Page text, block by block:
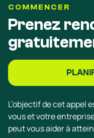
COMMENCER
Prenez
L’objectif de cet appel
vous et votre
peut vous aider à